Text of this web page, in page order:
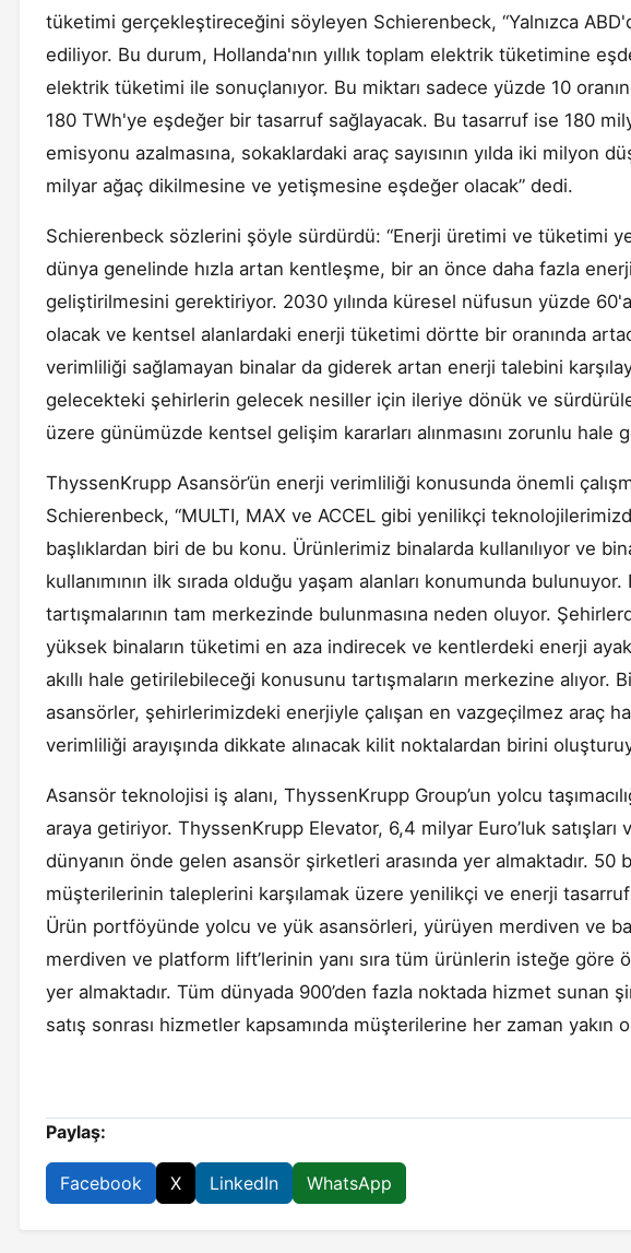
tüketimi gerçekleştireceğini söyleyen Schierenbeck, “Yalnızca
ediliyor. Bu durum, Hollanda'nın yıllık toplam elektrik tüketimine
elektrik tüketimi ile sonuçlanıyor. Bu miktarı sadece yüzde 10
180 TWh'ye eşdeğer bir tasarruf sağlayacak. Bu tasarruf ise 180
emisyonu azalmasına, sokaklardaki araç sayısının yılda iki milyon
milyar ağaç dikilmesine ve yetişmesine eşdeğer olacak” dedi.
Schierenbeck sözlerini şöyle sürdürdü: “Enerji üretimi ve tüketimi
dünya genelinde hızla artan kentleşme, bir an önce daha fazla
geliştirilmesini gerektiriyor. 2030 yılında küresel nüfusun yüzde
olacak ve kentsel alanlardaki enerji tüketimi dörtte bir oranında
verimliliği sağlamayan binalar da giderek artan enerji talebini
gelecekteki şehirlerin gelecek nesiller için ileriye dönük ve
üzere günümüzde kentsel gelişim kararları alınmasını zorunlu hale
ThyssenKrupp Asansör’ün enerji verimliliği konusunda önemli
Schierenbeck, “MULTI, MAX ve ACCEL gibi yenilikçi
başlıklardan biri de bu konu. Ürünlerimiz binalarda kullanılıyor ve
kullanımının ilk sırada olduğu yaşam alanları konumunda
tartışmalarının tam merkezinde bulunmasına neden oluyor.
yüksek binaların tüketimi en aza indirecek ve kentlerdeki enerji
akıllı hale getirilebileceği konusunu tartışmaların merkezine alıyor.
asansörler, şehirlerimizdeki enerjiyle çalışan en vazgeçilmez araç
verimliliği arayışında dikkate alınacak kilit noktalardan birini
Asansör teknolojisi iş alanı, ThyssenKrupp Group’un yolcu
araya getiriyor. ThyssenKrupp Elevator, 6,4 milyar Euro’luk
dünyanın önde gelen asansör şirketleri arasında yer almaktadır. 50
müşterilerinin taleplerini karşılamak üzere yenilikçi ve enerji
Ürün portföyünde yolcu ve yük asansörleri, yürüyen merdiven ve
merdiven ve platform lift’lerinin yanı sıra tüm ürünlerin isteğe
yer almaktadır. Tüm dünyada 900’den fazla noktada hizmet sunan
satış sonrası hizmetler kapsamında müşterilerine her zaman yakın
Paylaş:
Facebook X LinkedIn WhatsApp